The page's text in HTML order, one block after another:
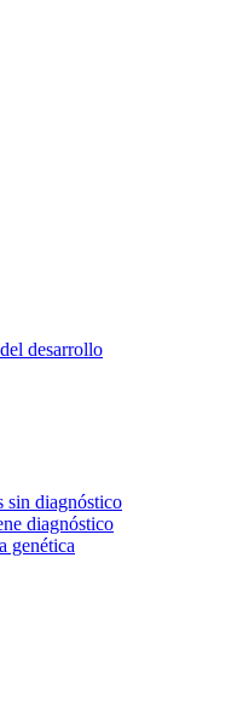
desarrollo
sin diagnóstico
diagnóstico
genética